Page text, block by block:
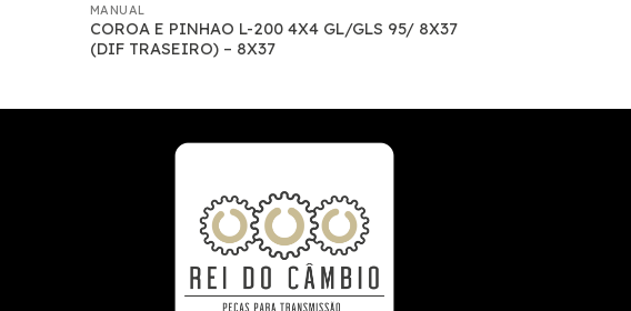
MANUAL
COROA E PINHAO L-200 4X4 GL/GLS 95/ 8X37
(DIF TRASEIRO) – 8X37